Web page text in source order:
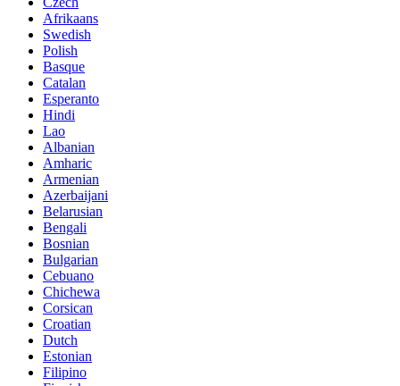
Afrikaans
Swedish
Polish
Basque
Catalan
Esperanto
Hindi
Lao
Albanian
Amharic
Armenian
Azerbaijani
Belarusian
Bengali
Bosnian
Bulgarian
Cebuano
Chichewa
Corsican
Croatian
Dutch
Estonian
Filipino